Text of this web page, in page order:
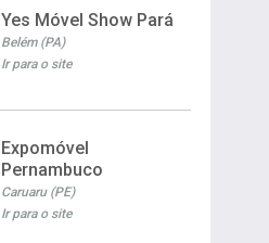
Yes Móvel Show Pará
Belém (PA)
Ir para o site
Expomóvel
Pernambuco
Caruaru (PE)
Ir para o site